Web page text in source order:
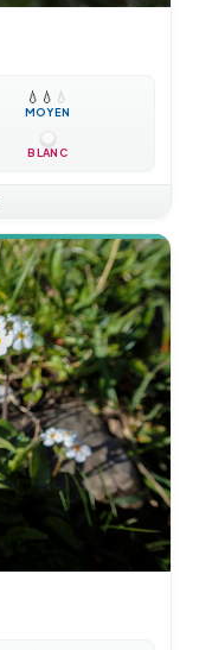
💧 💧 💧
MOYEN
BLANC